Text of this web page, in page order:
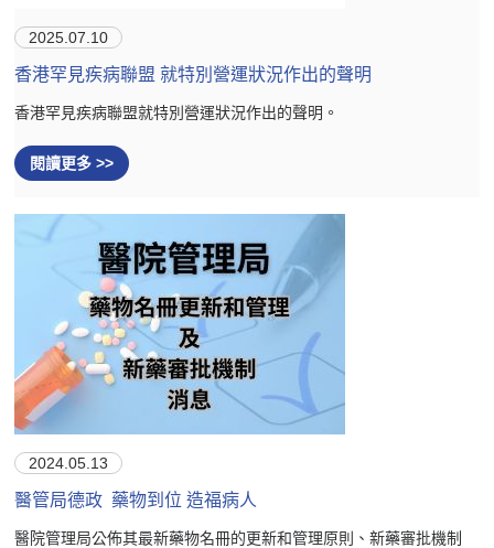
2025.07.10
香港罕見疾病聯盟 就特別營運狀況作出的聲明
香港罕見疾病聯盟就特別營運狀況作出的聲明。
閱讀更多 >>
2024.05.13
醫管局德政 藥物到位 造福病人
醫院管理局公佈其最新藥物名冊的更新和管理原則、新藥審批機制